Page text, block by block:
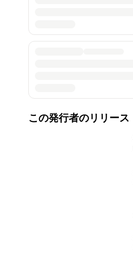
この発行者のリリース